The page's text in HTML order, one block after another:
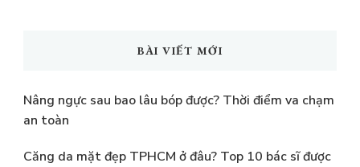
BÀI VIẾT MỚI
Nâng ngực sau bao lâu bóp được? Thời điểm va chạm
an toàn
Căng da mặt đẹp TPHCM ở đâu? Top 10 bác sĩ được